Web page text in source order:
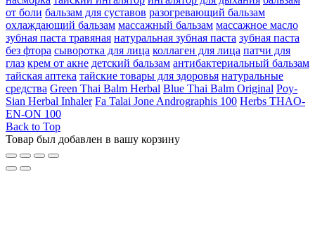
от боли бальзам для суставов разогревающий бальзам
охлаждающий бальзам массажный бальзам массажное масло
зубная паста травяная натуральная зубная паста зубная паста
без фтора сыворотка для лица коллаген для лица патчи для
глаз крем от акне детский бальзам антибактериальный бальзам
тайская аптека тайские товары для здоровья натуральные
средства Green Thai Balm Herbal Blue Thai Balm Original Poy-
Sian Herbal Inhaler Fa Talai Jone Andrographis 100 Herbs THAO-
EN-ON 100
Back to Top
Товар был добавлен в вашу корзину